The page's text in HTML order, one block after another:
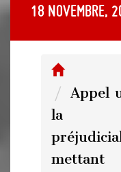
18 novembre,
Appel
la